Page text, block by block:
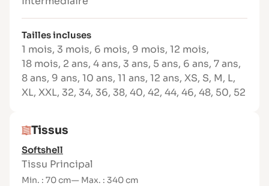
femme et homme
Marges de couture incluses (1 cm)
Tailles disponibles
Bébé : 1 mois à 4 ans
Homme : XS à XXL
Niveau de couture
Accessible aux débutants motivés – aucune
Tailles incluses
1 mois, 3 mois, 6 mois, 9 mois, 12 mois,
18 mois, 2 ans, 4 ans, 3 ans, 5 ans, 6 ans, 7 ans,
8 ans, 9 ans, 10 ans, 11 ans, 12 ans, XS, S, M, L,
XL, XXL, 32, 34, 36, 38, 40, 42, 44, 46, 48, 50, 52
Tissus
Softshell
Tissu Principal
Min. : 70 cm— Max. : 340 cm